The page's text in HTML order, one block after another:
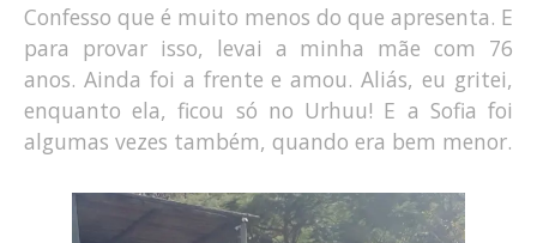
Confesso que é muito menos do que apresenta. E
para provar isso, levai a minha mãe com 76
anos. Ainda foi a frente e amou. Aliás, eu gritei,
enquanto ela, ficou só no Urhuu! E a Sofia foi
algumas vezes também, quando era bem menor.